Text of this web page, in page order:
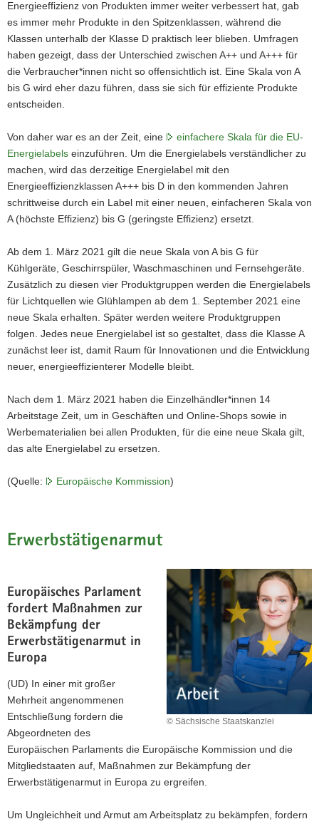
Energieeffizienz von Produkten immer weiter verbessert hat, gab
es immer mehr Produkte in den Spitzenklassen, während die
Klassen unterhalb der Klasse D praktisch leer blieben. Umfragen
haben gezeigt, dass der Unterschied zwischen A++ und A+++ für
die Verbraucher*innen nicht so offensichtlich ist. Eine Skala von A
bis G wird eher dazu führen, dass sie sich für effiziente Produkte
entscheiden.
Von daher war es an der Zeit, eine
einfachere Skala für die EU-
Energielabels einzuführen. Um die Energielabels verständlicher zu
machen, wird das derzeitige Energielabel mit den
Energieeffizienzklassen A+++ bis D in den kommenden Jahren
schrittweise durch ein Label mit einer neuen, einfacheren Skala von
A (höchste Effizienz) bis G (geringste Effizienz) ersetzt.
Ab dem 1. März 2021 gilt die neue Skala von A bis G für
Kühlgeräte, Geschirrspüler, Waschmaschinen und Fernsehgeräte.
Zusätzlich zu diesen vier Produktgruppen werden die Energielabels
für Lichtquellen wie Glühlampen ab dem 1. September 2021 eine
neue Skala erhalten. Später werden weitere Produktgruppen
folgen. Jedes neue Energielabel ist so gestaltet, dass die Klasse A
zunächst leer ist, damit Raum für Innovationen und die Entwicklung
neuer, energieeffizienterer Modelle bleibt.
Nach dem 1. März 2021 haben die Einzelhändler*innen 14
Arbeitstage Zeit, um in Geschäften und Online-Shops sowie in
Werbematerialien bei allen Produkten, für die eine neue Skala gilt,
das alte Energielabel zu ersetzen.
(Quelle: Europäische Kommission)
Erwerbstätigenarmut
© Sächsische Staatskanzlei
Europäisches Parlament
fordert Maßnahmen zur
Bekämpfung der
Erwerbstätigenarmut in
Europa
(UD) In einer mit großer
Mehrheit angenommenen
Entschließung fordern die
Abgeordneten des
Europäischen Parlaments die Europäische Kommission und die
Mitgliedstaaten auf, Maßnahmen zur Bekämpfung der
Erwerbstätigenarmut in Europa zu ergreifen.
Um Ungleichheit und Armut am Arbeitsplatz zu bekämpfen, fordern